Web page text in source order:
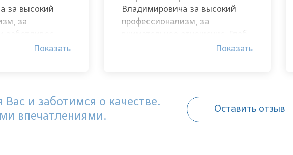
за высокий
за
Владимирович
Показать
Владимировича за высокий
профессионализм, за
Владимирович всё подробно
Показать
и заботимся о качестве.
впечатлениями.
Оставить отзыв